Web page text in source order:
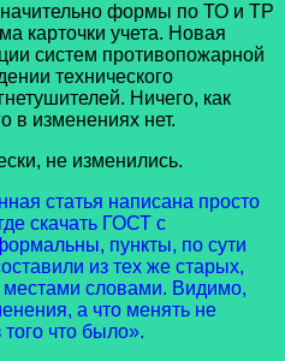
формы по ТО и ТР
карточки учета. Новая
систем противопожарной
технического
Ничего, как
в изменениях нет.
не изменились.
статья написана просто
скачать ГОСТ с
пункты, по сути
из тех же старых,
словами. Видимо,
а что менять не
что было».